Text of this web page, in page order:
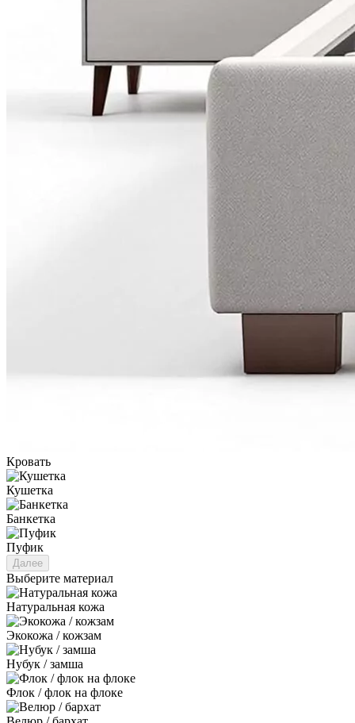
Кровать
Кушетка
Банкетка
Пуфик
Далее
Выберите материал
Натуральная кожа
Экокожа / кожзам
Нубук / замша
Флок / флок на флоке